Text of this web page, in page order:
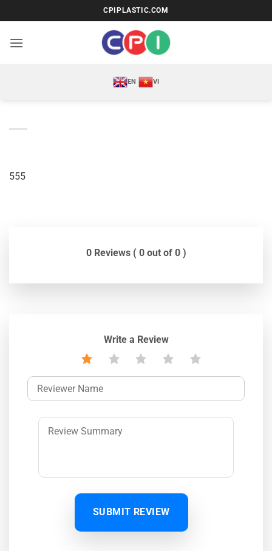
qua
nội
CPIPLASTIC.COM
EN VI
555
0 Reviews ( 0 out of 0 )
Write a Review
SUBMIT REVIEW